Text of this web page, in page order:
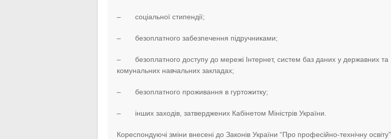
– соціальної стипендії;
– безоплатного забезпечення підручниками;
– безоплатного доступу до мережі Інтернет, систем баз даних у державних та
комунальних навчальних закладах;
– безоплатного проживання в гуртожитку;
– інших заходів, затверджених Кабінетом Міністрів України.
Кореспондуючі зміни внесені до Законів України “Про професійно-технічну освіту”,